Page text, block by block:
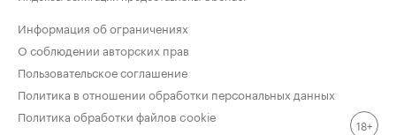
Информация об ограничениях
О соблюдении авторских прав
Пользовательское соглашение
Политика в отношении обработки персональных данных
Политика обработки файлов cookie
18+